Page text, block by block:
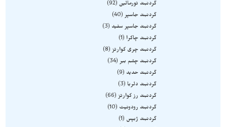
گردنبند تورمالین 92
گردنبند جاسپر 40
گردنبند جاسپر سفید
3
گردنبند چاکرا
1
گردنبند چری کوارتز 8
گردنبند چشم ببر 34
گردنبند حدید
9
گردنبند دلربا
3
گردنبند رز کوارتز 66
گردنبند رودونیت
10
گردنبند ژبپس
1